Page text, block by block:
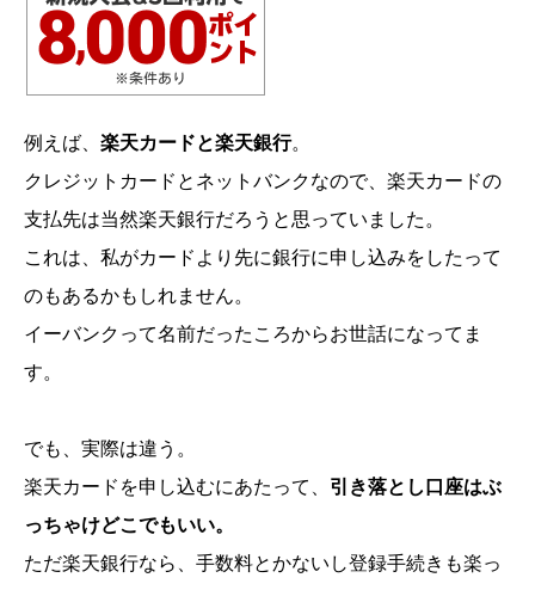
例えば、 楽天カードと楽天銀行。
クレジットカードとネットバンクなので、楽天カードの
支払先は当然楽天銀行だろうと思っていました。
これは、私がカードより先に銀行に申し込みをしたって
のもあるかもしれません。
イーバンクって名前だったころからお世話になってま
す。
でも、実際は違う。
楽天カードを申し込むにあたって、 引き落とし口座はぶ
っちゃけどこでもいい。
ただ楽天銀行なら、手数料とかないし登録手続きも楽っ